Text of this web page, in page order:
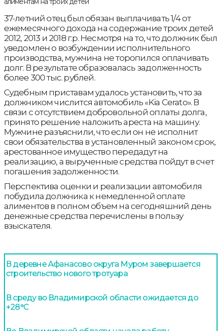
37-летний отец был обязан выплачивать 1/4 от
ежемесячного дохода на содержание троих детей
2012, 2013 и 2018 г.р. Несмотря на то, что должник был
уведомлен о возбуждении исполнительного
производства, мужчина не торопился оплачивать
долг. В результате образовалась задолженность
более 300 тыс. рублей.
Судебным приставам удалось установить, что за
должником числится автомобиль «Kia Cerato». В
связи с отсутствием добровольной оплаты долга,
принято решение наложить ареста на машину.
Мужчине разъяснили, что если он не исполнит
свои обязательства в установленный законом срок,
арестованное имущество передадут на
реализацию, а вырученные средства пойдут в счет
погашения задолженности.
Перспектива оценки и реализации автомобиля
побудила должника к немедленной оплате
алиментов в полном объем на сегодняшний день
денежные средства перечислены в пользу
взыскателя.
В деревне Афанасово округа Муром завершается
строительство нового тротуара
В среду во Владимирской области ожидается до
+28°С